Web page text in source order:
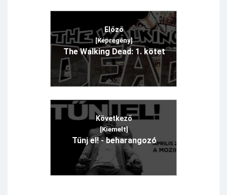
Előző
[Képregény]
The Walking Dead: 1. kötet
Következő
[Kiemelt]
Tűnj el! - beharangozó